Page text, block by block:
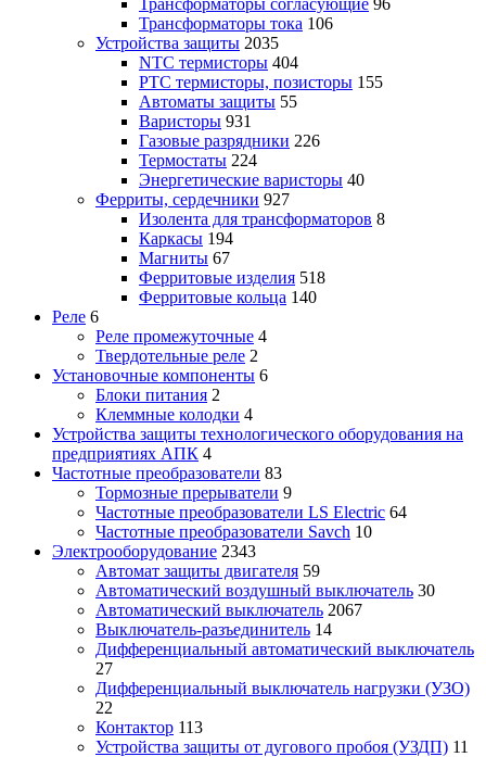
Трансформаторы тока 106
Устройства защиты 2035
NTC термисторы 404
PTC термисторы, позисторы 155
Автоматы защиты 55
Варисторы 931
Газовые разрядники 226
Термостаты 224
Энергетические варисторы 40
Ферриты, сердечники 927
Изолента для трансформаторов 8
Каркасы 194
Магниты 67
Ферритовые изделия 518
Ферритовые кольца 140
Реле 6
Реле промежуточные 4
Твердотельные реле 2
Установочные компоненты 6
Блоки питания 2
Клеммные колодки 4
Устройства защиты технологического оборудования на
предприятиях АПК 4
Частотные преобразователи 83
Тормозные прерыватели 9
Частотные преобразователи LS Electric 64
Частотные преобразователи Savch 10
Электрооборудование 2343
Автомат защиты двигателя 59
Автоматический воздушный выключатель 30
Автоматический выключатель 2067
Выключатель-разъединитель 14
Дифференциальный автоматический выключатель
27
Дифференциальный выключатель нагрузки (УЗО)
22
Контактор 113
Устройства защиты от дугового пробоя (УЗДП) 11